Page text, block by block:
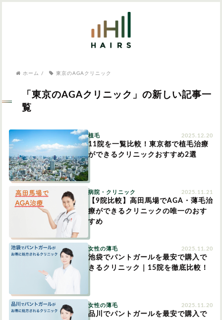
病院・クリニック
女性の薄毛
植毛
育毛剤
お問い合わせ
ホーム / 東京のAGAクリニック
「東京のAGAクリニック」の新しい記事一
覧
植毛 2025.12.20
11院を一覧比較！東京都で植毛治療
ができるクリニックおすすめ2選
病院・クリニック 2025.11.21
【9院比較】高田馬場でAGA・薄毛治
療ができるクリニックの唯一のおす
すめ
女性の薄毛 2025.11.20
池袋でパントガールを最安で購入で
きるクリニック｜15院を徹底比較！
女性の薄毛 2025.11.20
品川でパントガールを最安で購入で
気になるワードから記事を探す
症状・悩みから記事を探す
AGA
つむじハゲ ふけ
円形脱毛症 女性の薄毛
対策・アイテムから記事を探す